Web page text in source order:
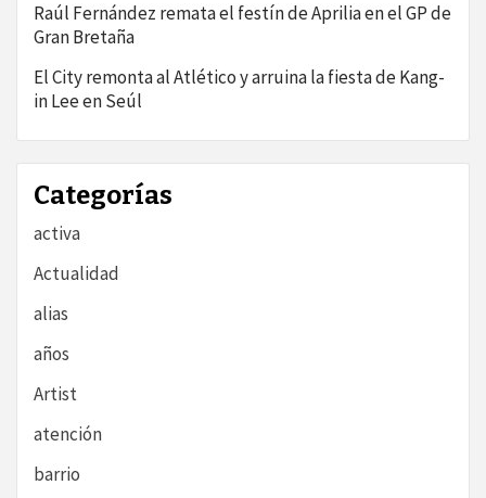
Raúl Fernández remata el festín de Aprilia en el GP de
Gran Bretaña
El City remonta al Atlético y arruina la fiesta de Kang-
in Lee en Seúl
Categorías
activa
Actualidad
alias
años
Artist
atención
barrio